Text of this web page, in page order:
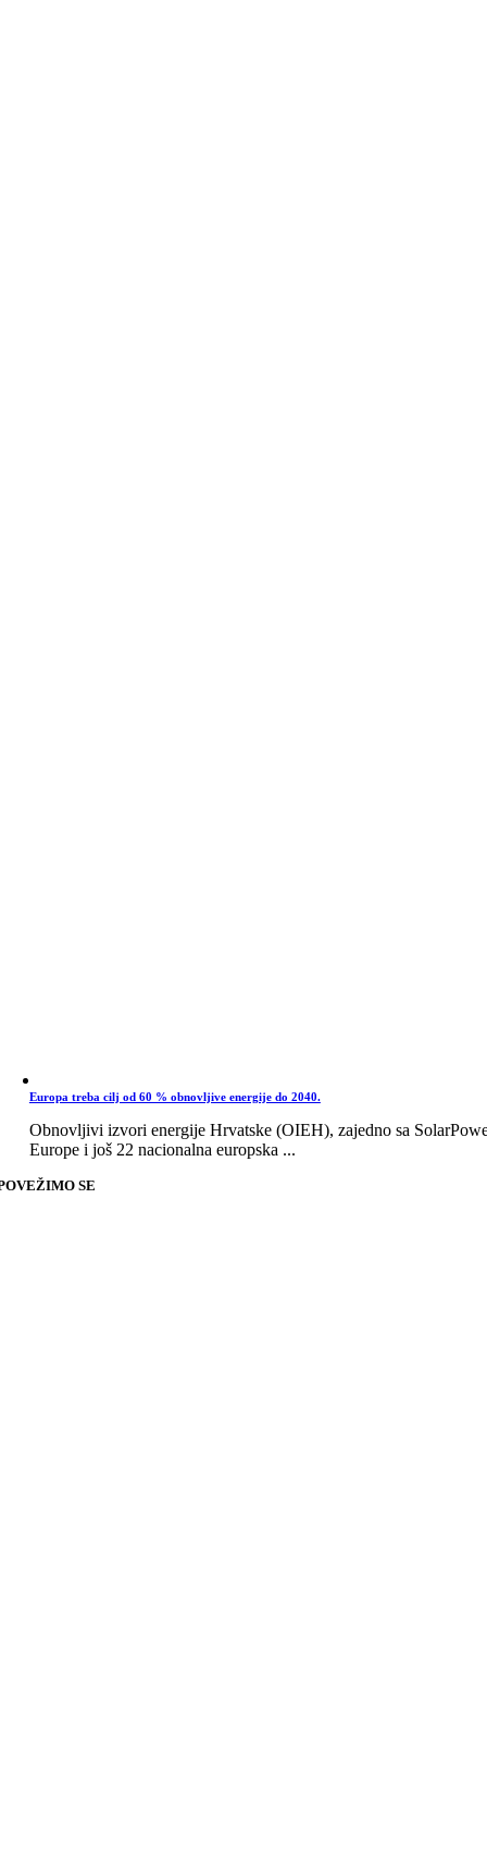
Europa treba cilj od 60 % obnovljive energije do 2040.
Obnovljivi izvori energije Hrvatske (OIEH), zajedno sa
Europe i još 22 nacionalna europska ...
SE